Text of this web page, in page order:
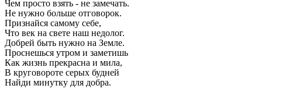
Чем просто взять - не замечать.
Не нужно больше отговорок.
Признайся самому себе,
Что век на свете наш недолог.
Добрей быть нужно на Земле.
Проснешься утром и заметишь
Как жизнь прекрасна и мила,
В круговороте серых будней
Найди минутку для добра.